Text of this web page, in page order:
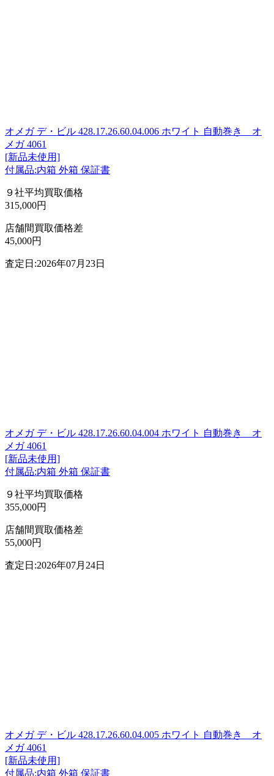
オメガ デ・ビル 428.17.26.60.04.006 ホワイト 自動巻き オ
メガ 4061
[新品未使用]
付属品:内箱 外箱 保証書
９社平均買取価格
315,000円
店舗間買取価格差
45,000円
査定日:2026年07月23日
オメガ デ・ビル 428.17.26.60.04.004 ホワイト 自動巻き オ
メガ 4061
[新品未使用]
付属品:内箱 外箱 保証書
９社平均買取価格
355,000円
店舗間買取価格差
55,000円
査定日:2026年07月24日
オメガ デ・ビル 428.17.26.60.04.005 ホワイト 自動巻き オ
メガ 4061
[新品未使用]
付属品:内箱 外箱 保証書